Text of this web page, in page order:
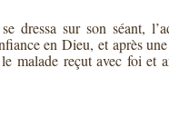
sur son séant,
en Dieu, et après
malade reçut avec foi et